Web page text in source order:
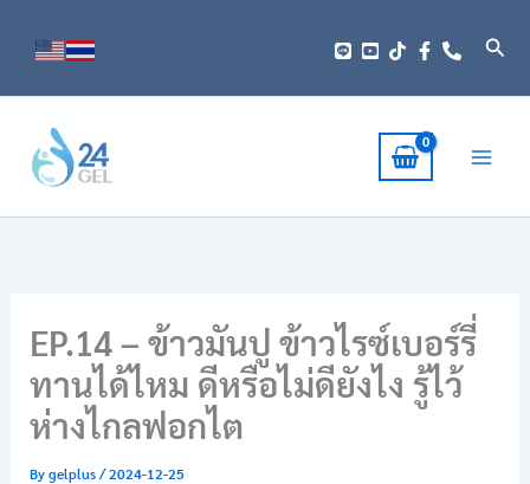
EP.14 – ข้าวมันปู ข้าวไรซ์เบอร์รี่
ทานได้ไหม ดีหรือไม่ดียังไง รู้ไว้
ห่างไกลฟอกไต
Bygelplus/2024-12-25